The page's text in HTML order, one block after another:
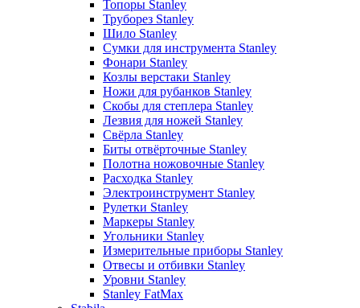
Топоры Stanley
Труборез Stanley
Шило Stanley
Сумки для инструмента Stanley
Фонари Stanley
Козлы верстаки Stanley
Ножи для рубанков Stanley
Скобы для степлера Stanley
Лезвия для ножей Stanley
Свёрла Stanley
Биты отвёрточные Stanley
Полотна ножовочные Stanley
Расходка Stanley
Электроинструмент Stanley
Рулетки Stanley
Маркеры Stanley
Угольники Stanley
Измерительные приборы Stanley
Отвесы и отбивки Stanley
Уровни Stanley
Stanley FatMax